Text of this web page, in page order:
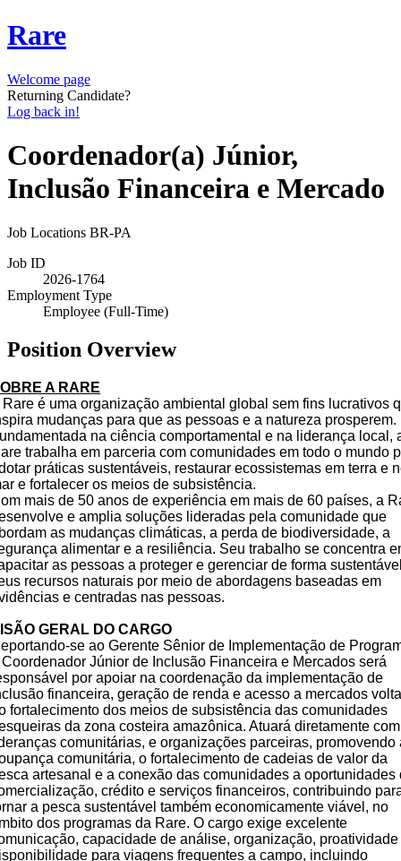
Rare
Welcome page
Returning Candidate?
Log back in!
Coordenador(a) Júnior,
Inclusão Financeira e Mercado
Job Locations BR-PA
Job ID
2026-1764
Employment Type
Employee (Full-Time)
Position Overview
A RARE
Rare é uma organização ambiental global sem fins lucrativos
mudanças para que as pessoas e a natureza prosperem.
na ciência comportamental e na liderança local,
trabalha em parceria com comunidades em todo o mundo
práticas sustentáveis, restaurar ecossistemas em terra e
e fortalecer os meios de subsistência.
mais de 50 anos de experiência em mais de 60 países, a
e amplia soluções lideradas pela comunidade que
as mudanças climáticas, a perda de biodiversidade, a
alimentar e a resiliência. Seu trabalho se concentra
as pessoas a proteger e gerenciar de forma
recursos naturais por meio de abordagens baseadas em
e centradas nas pessoas.
GERAL DO CARGO
se ao Gerente Sênior de Implementação de
Júnior de Inclusão Financeira e Mercados será
por apoiar na coordenação da implementação de
financeira, geração de renda e acesso a mercados
fortalecimento dos meios de subsistência das comunidades
da zona costeira amazônica. Atuará diretamente com
comunitárias, e organizações parceiras, promovendo
comunitária, o fortalecimento de cadeias de valor da
artesanal e a conexão das comunidades a oportunidades
crédito e serviços financeiros, contribuindo
a pesca sustentável também economicamente viável, no
dos programas da Rare. O cargo exige excelente
capacidade de análise, organização, proatividade
para viagens frequentes a campo, incluindo